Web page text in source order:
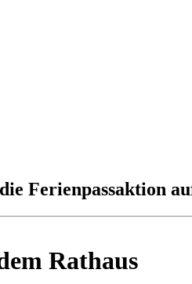
Ferienpassaktion
Rathaus